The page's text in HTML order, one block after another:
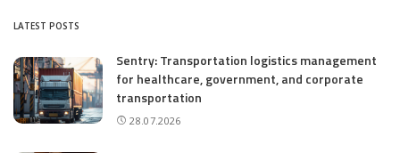
LATEST POSTS
Sentry: Transportation logistics management
for healthcare, government, and corporate
transportation
28.07.2026